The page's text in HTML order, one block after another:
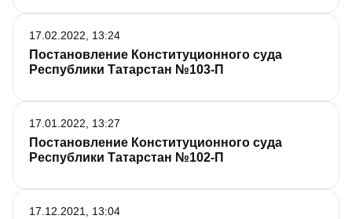
Постановление Конституционного cуда
Республики Татарстан №103­-П
17.02.2022, 13:24
Постановление Конституционного суда
Республики Татарстан №102-П
17.01.2022, 13:27
17.12.2021, 13:04